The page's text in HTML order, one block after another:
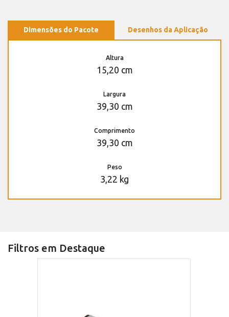
Dimensões do Pacote Desenhos da Aplicação
Altura
15,20 cm
Largura
39,30 cm
Comprimento
39,30 cm
Peso
3,22 kg
Filtros em Destaque